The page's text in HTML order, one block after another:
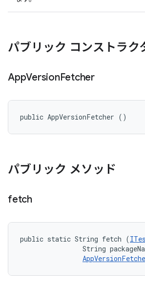
パブリック コンストラク
AppVersionFetcher
public AppVersionFetcher ()
パブリック メソッド
fetch
public static String fetch (
String